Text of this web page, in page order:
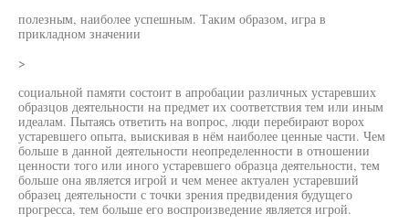
полезным, наиболее успешным. Таким образом, игра в
прикладном значении
>
социальной памяти состоит в апробации различных устаревших
образцов деятельности на предмет их соответствия тем или иным
идеалам. Пытаясь ответить на вопрос, люди перебирают ворох
устаревшего опыта, выискивая в нём наиболее ценные части. Чем
больше в данной деятельности неопределенности в отношении
ценности того или иного устаревшего образца деятельности, тем
больше она является игрой и чем менее актуален устаревший
образец деятельности с точки зрения предвидения будущего
прогресса, тем больше его воспроизведение является игрой.